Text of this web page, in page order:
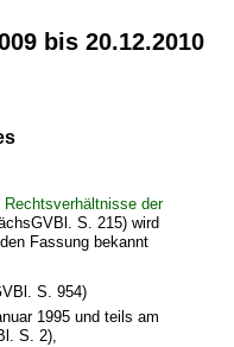
bis 20.12.2010
der
S. 215) wird
Fassung bekannt
S. 954)
1995 und teils am
S. 2),